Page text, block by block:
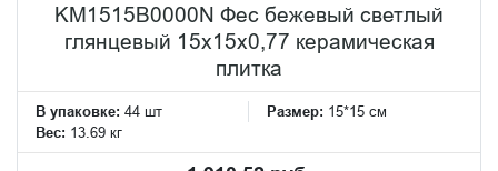
KM1515B0000N Фес бежевый светлый
глянцевый 15x15x0,77 керамическая
плитка
В упаковке: 44 шт Размер: 15*15 см
Вес: 13.69 кг